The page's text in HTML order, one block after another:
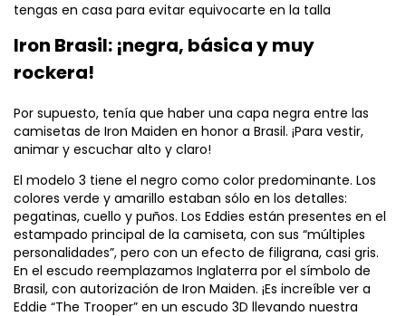
tengas en casa para evitar equivocarte en la talla
Iron Brasil: ¡negra, básica y muy
rockera!
Por supuesto, tenía que haber una capa negra entre las
camisetas de Iron Maiden en honor a Brasil. ¡Para vestir,
animar y escuchar alto y claro!
El modelo 3 tiene el negro como color predominante. Los
colores verde y amarillo estaban sólo en los detalles:
pegatinas, cuello y puños. Los Eddies están presentes en el
estampado principal de la camiseta, con sus “múltiples
personalidades”, pero con un efecto de filigrana, casi gris.
En el escudo reemplazamos Inglaterra por el símbolo de
Brasil, con autorización de Iron Maiden. ¡Es increíble ver a
Eddie “The Trooper” en un escudo 3D llevando nuestra